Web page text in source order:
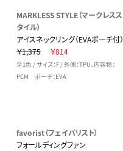
MARKLESS STYLE（マークレスス
タイル）
アイスネックリング（EVAポーチ付）
￥1,375
￥814
全1色 / サイズ：F / 外側：TPU、内容物：
PCM ポーチ：EVA
favorist（フェイバリスト）
フォールディングファン